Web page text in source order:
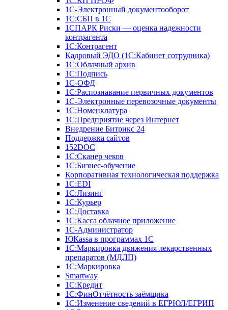
1С-Электронный документооборот
1С:СБП в 1С
1СПАРК Риски — оценка надежности
контрагента
1С:Контрагент
Кадровый ЭДО (1С:Кабинет сотрудника)
1С:Облачный архив
1С:Подпись
1С-ОФД
1С:Распознавание первичных документов
1С-Электронные перевозочные документы
1С:Номенклатура
1С:Предприятие через Интернет
Внедрение Битрикс 24
Поддержка сайтов
152DOC
1С:Сканер чеков
1С:Бизнес-обучение
Корпоративная технологическая поддержка
1С:ЕDI
1С:Лизинг
1С:Курьер
1С:Доставка
1С:Касса облачное приложение
1С-Администратор
ЮКаssа в программах 1С
1С:Маркировка движения лекарственных
препаратов (МДЛП)
1С:Маркировка
Smartway
1С:Кредит
1С:ФинОтчётность заёмщика
1С:Изменение сведений в ЕГРЮЛ/ЕГРИП